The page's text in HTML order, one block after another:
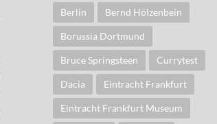
Berlin Bernd Hölzenbein
Borussia Dortmund
Bruce Springsteen Currytest
Dacia Eintracht Frankfurt
Eintracht Frankfurt Museum